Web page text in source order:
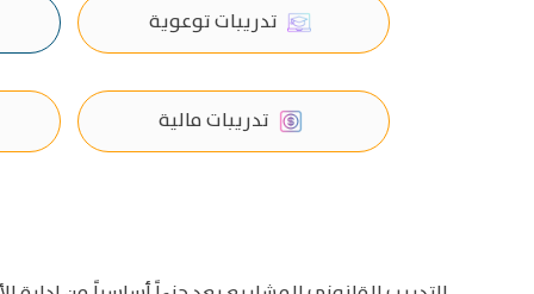
تدريبات توعوية
تدريبات مالية